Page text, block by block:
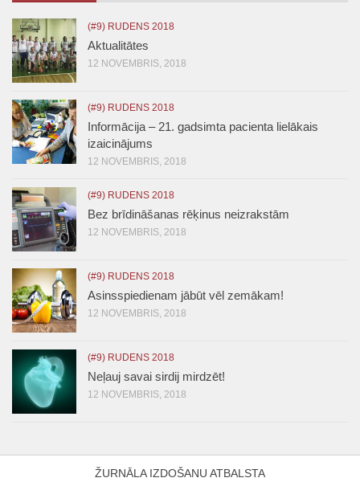
(#9) RUDENS 2018
Aktualitātes
12 NOVEMBRIS, 2018
(#9) RUDENS 2018
Informācija – 21. gadsimta pacienta lielākais
izaicinājums
12 NOVEMBRIS, 2018
(#9) RUDENS 2018
Bez brīdināšanas rēķinus neizrakstām
12 NOVEMBRIS, 2018
(#9) RUDENS 2018
Asinsspiedienam jābūt vēl zemākam!
12 NOVEMBRIS, 2018
(#9) RUDENS 2018
Neļauj savai sirdij mirdzēt!
12 NOVEMBRIS, 2018
ŽURNĀLA IZDOŠANU ATBALSTA